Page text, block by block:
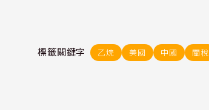
標籤關鍵字 乙烷 美國 中國 關稅